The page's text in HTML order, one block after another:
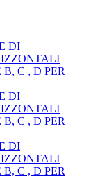
DI
C , D PER
DI
C , D PER
DI
C , D PER